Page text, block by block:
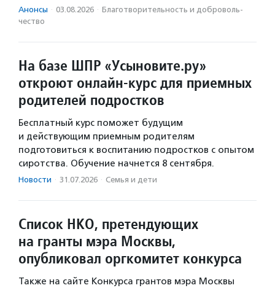
Анонсы · 03.08.2026 · Благотвори­тель­ность и доброволь­
чест­во
На базе ШПР «Усыновите.ру»
откроют онлайн-курс для приемных
родителей подростков
Бесплатный курс поможет будущим
и действующим приемным родителям
подготовиться к воспитанию подростков с опытом
сиротства. Обучение начнется 8 сентября.
Новости · 31.07.2026 · Семья и дети
Список НКО, претендующих
на гранты мэра Москвы,
опубликовал оргкомитет конкурса
Также на сайте Конкурса грантов мэра Москвы